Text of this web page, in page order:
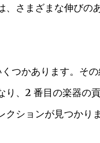
、さまざまな伸びの
つかあります。その
、2 番目の楽器の
ションが見つかりま